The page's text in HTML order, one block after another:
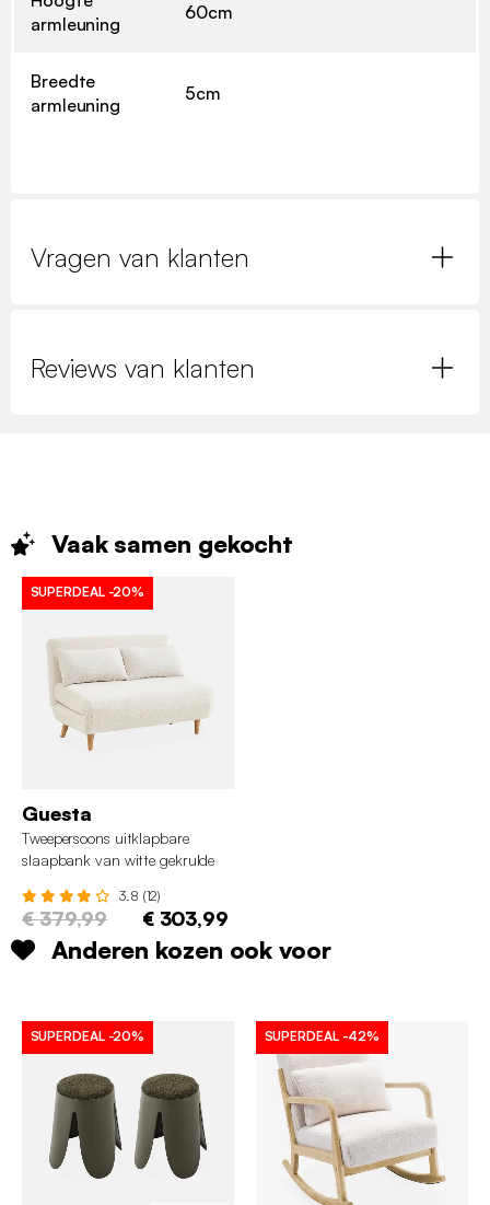
armleuning
60cm
Breedte
armleuning
5cm
Vragen van klanten
Reviews van klanten
Vaak samen gekocht
SUPERDEAL -20%
Guesta
Tweepersoons uitklapbare
slaapbank van witte gekrulde
3.8 (12)
€ 379,99 € 303,99
Anderen kozen ook voor
SUPERDEAL -20% SUPERDEAL -42%